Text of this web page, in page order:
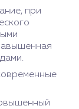
при